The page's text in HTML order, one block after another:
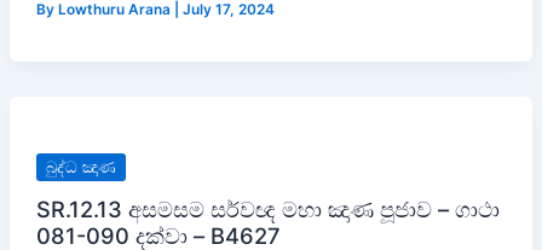
By Lowthuru Arana July 17, 2024
බුද්ධ ඤාණ
SR.12.13 අසමසම සර්වඥ මහා ඤාණ පූජාව – ගාථා
081-090 දක්වා – B4627